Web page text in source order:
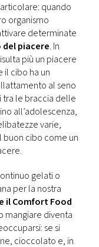
quando
organismo
determinate
del piacere. In
più un piacere
il cibo ha un
al seno
tra le braccia delle
all’adolescenza,
varie,
buon cibo come un
gelati o
per la nostra
il Comfort Food
mangiare diventa
se si
cioccolato e, in